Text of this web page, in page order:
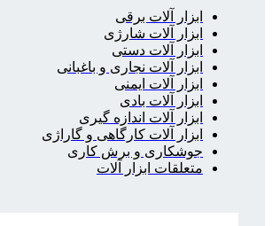
ابزار آلات برقی
ابزار آلات شارژی
ابزار آلات دستی
ابزار آلات نجاری و باغبانی
ابزار آلات ایمنی
ابزار آلات بادی
ابزار آلات اندازه گیری
ابزار آلات کارگاهی و گاراژی
جوشکاری و برش کاری
متعلقات ابزار آلات